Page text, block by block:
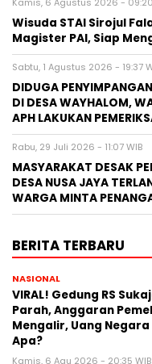
Wisuda STAI Sirojul
Magister PAI, Siap
Sabtu, 1 Agustus 2026 - 19:37
DIDUGA
DI DESA WAYHALOM,
APH LAKUKAN
Rabu, 29 Juli 2026 - 11:07 WIB
MASYARAKAT DESAK
DESA NUSA JAYA
WARGA MINTA
BERITA TERBARU
NASIONAL
VIRAL! Gedung RS
Parah, Anggaran
Mengalir, Uang
Apa?
Kamis, 6 Agu 2026 - 20:35 WIB